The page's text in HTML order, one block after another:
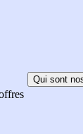
Qui sont